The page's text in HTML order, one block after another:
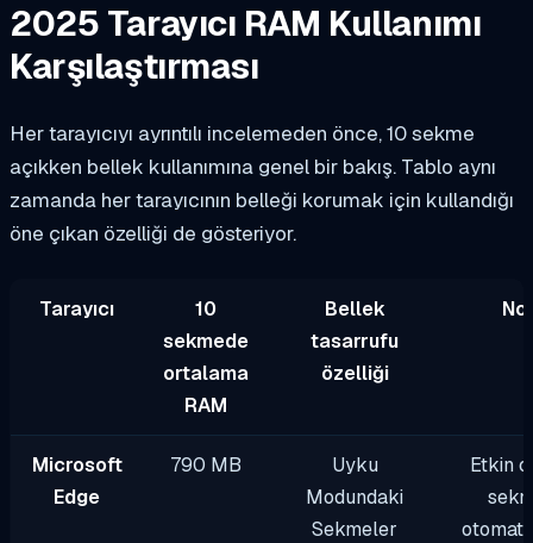
2025 Tarayıcı RAM Kullanımı
Karşılaştırması
Her tarayıcıyı ayrıntılı incelemeden önce, 10 sekme
açıkken bellek kullanımına genel bir bakış. Tablo aynı
zamanda her tarayıcının belleği korumak için kullandığı
öne çıkan özelliği de gösteriyor.
Tarayıcı
10
sekmede
ortalama
RAM
Bellek
tasarrufu
özelliği
Microsoft
Edge
790 MB
Uyku
Modundaki
Sekmeler
Etkin